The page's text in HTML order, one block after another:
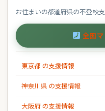
お住まいの都道府県の不登校
全国
東京都 の支援情報
神奈川県 の支援情報
大阪府 の支援情報